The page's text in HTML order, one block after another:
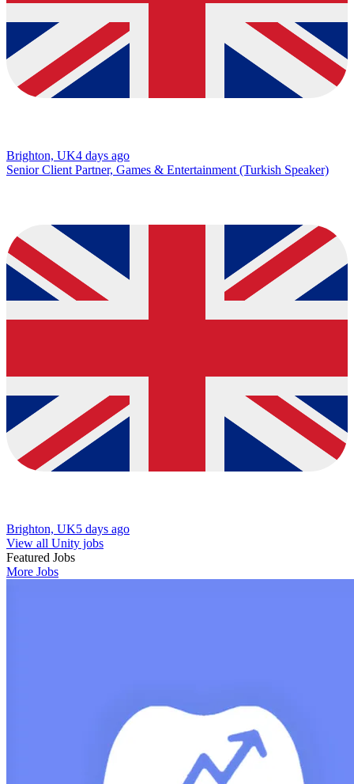
Brighton, UK4 days ago
Senior Client Partner, Games & Entertainment (Turkish Speaker)
Brighton, UK5 days ago
View all Unity jobs
Featured Jobs
More Jobs